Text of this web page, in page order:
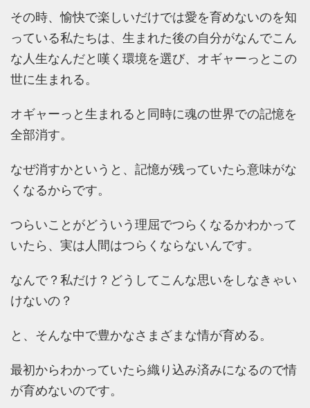
その時、愉快で楽しいだけでは愛を育めないのを知
っている私たちは、生まれた後の自分がなんでこん
な人生なんだと嘆く環境を選び、オギャーっとこの
世に生まれる。
オギャーっと生まれると同時に魂の世界での記憶を
全部消す。
なぜ消すかというと、記憶が残っていたら意味がな
くなるからです。
つらいことがどういう理屈でつらくなるかわかって
いたら、実は人間はつらくならないんです。
なんで？私だけ？どうしてこんな思いをしなきゃい
けないの？
と、そんな中で豊かなさまざまな情が育める。
最初からわかっていたら織り込み済みになるので情
が育めないのです。